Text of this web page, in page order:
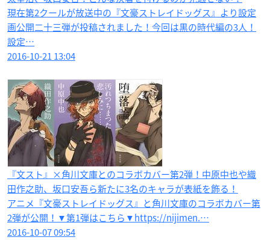
現在第2クールが放送中の『文豪ストレイドッグス』より設定
画公開二十三弾が投稿されました！今回は黒の時代編の3人！
設定…
2016-10-21 13:04
『文スト』×角川文庫とのコラボカバー第2弾！中原中也や織
田作之助、坂口安吾ら新たに3名のキャラが表紙を飾る！
アニメ『文豪ストレイドッグス』と角川文庫のコラボカバー第
2弾が公開！▼第1弾はこちら▼https://nijimen.…
2016-10-07 09:54